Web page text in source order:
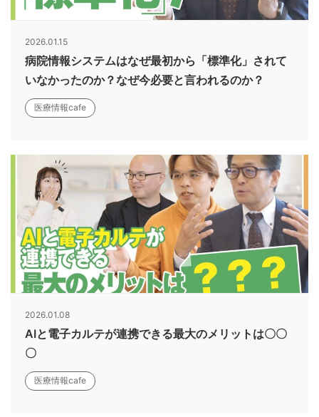
2026.01.15
病院情報システムはなぜ最初から「標準化」されて
いなかったのか？なぜ今必要と言われるのか？
医療情報cafe
2026.01.08
AIと電子カルテが連携できる最大のメリットは〇〇
〇
医療情報cafe